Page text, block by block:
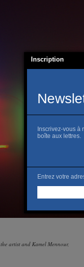
artist and Kamel Mennour,
Inscription